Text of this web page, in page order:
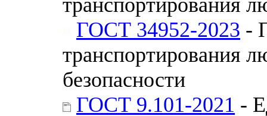
ГОСТ 34952-2023 -
транспортирования
безопасности
ГОСТ 9.101-2021 -